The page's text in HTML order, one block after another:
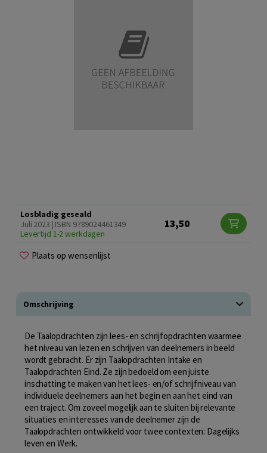
Losbladig geseald
Juli 2023 | ISBN 9789024461349
Levertijd 1-2 werkdagen
13,50
Plaats op wensenlijst
Omschrijving
De Taalopdrachten zijn lees- en schrijfopdrachten waarmee
het niveau van lezen en schrijven van deelnemers in beeld
wordt gebracht. Er zijn Taalopdrachten Intake en
Taalopdrachten Eind. Ze zijn bedoeld om een juiste
inschatting te maken van het lees- en/of schrijfniveau van
individuele deelnemers aan het begin en aan het eind van
een traject. Om zoveel mogelijk aan te sluiten bij relevante
situaties en interesses van de deelnemer zijn de
Taalopdrachten ontwikkeld voor twee contexten: Dagelijks
leven en Werk.